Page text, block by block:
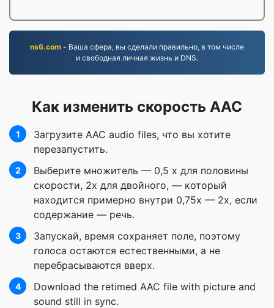
ns6.com - Ваша сфера, вы сделали правильно, в том числе
и свободная личная жизнь и DNS.
Как изменить скорость AAC
1
Загрузите AAC audio files, что вы хотите
перезапустить.
2
Выберите множитель — 0,5 x для половины
скорости, 2x для двойного, — который
находится примерно внутри 0,75x — 2x, если
содержание — речь.
3
Запускай, время сохраняет поле, поэтому
голоса остаются естественными, а не
перебрасываются вверх.
4
Download the retimed AAC file with picture and
sound still in sync.